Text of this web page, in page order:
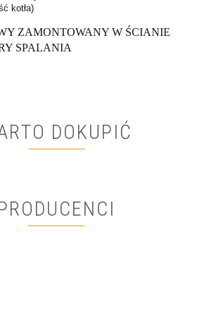
kotła)
ZAMONTOWANY W ŚCIANIE
SPALANIA
DOKUPIĆ